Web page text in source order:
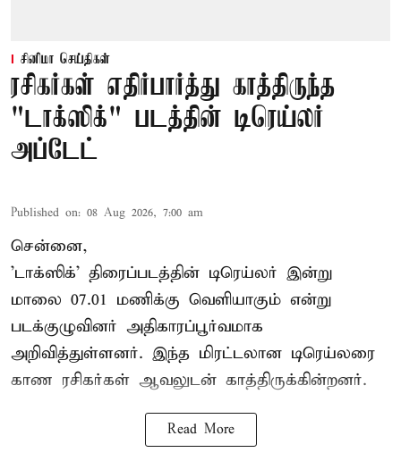
சினிமா செய்திகள்
ரசிகர்கள் எதிர்பார்த்து காத்திருந்த
"டாக்ஸிக்" படத்தின் டிரெய்லர்
அப்டேட்
Published on: 08 Aug 2026, 7:00 am
சென்னை,
'டாக்ஸிக்' திரைப்படத்தின் டிரெய்லர் இன்று
மாலை 07.01 மணிக்கு வெளியாகும் என்று
படக்குழுவினர் அதிகாரப்பூர்வமாக
அறிவித்துள்ளனர். இந்த மிரட்டலான டிரெய்லரை
காண ரசிகர்கள் ஆவலுடன் காத்திருக்கின்றனர்.
Read More